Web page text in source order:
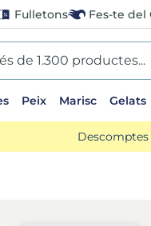
Fulletons Fes-te del
1.300 productes...
Peix Marisc Gelats